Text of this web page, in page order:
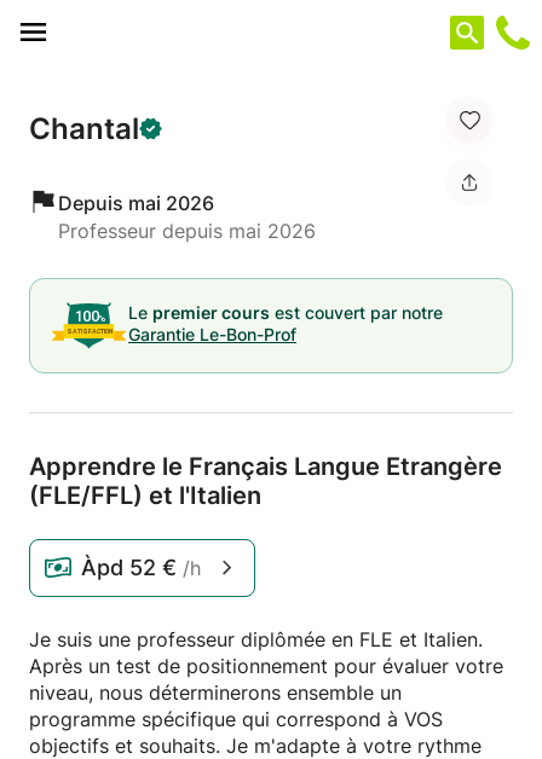
Chantal
Depuis mai 2026
Professeur depuis mai 2026
Le premier cours est couvert par notre
Garantie Le-Bon-Prof
Apprendre le Français Langue Etrangère
(FLE/FFL) et l'Italien
Àpd 52 € /h
Je suis une professeur diplômée en FLE et Italien.
Après un test de positionnement pour évaluer votre
niveau, nous déterminerons ensemble un
programme spécifique qui correspond à VOS
objectifs et souhaits. Je m'adapte à votre rythme